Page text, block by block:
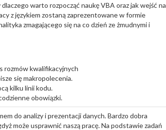
warto rozpocząć naukę VBA oraz jak wejść na
z językiem zostaną zaprezentowane w formie
zmagającego się na co dzień ze żmudnymi i
rozmów kwalifikacyjnych
się makropolecenia.
kilku linii kodu.
obowiązki.
do analizy i prezentacji danych. Bardzo dobra
może usprawnić naszą pracę. Na podstawie zadań